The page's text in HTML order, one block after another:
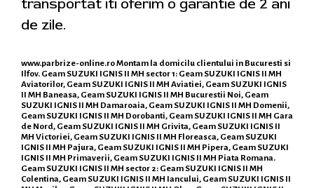
transportat iti oferim o garantie de 2 ani
de zile.
www.parbrize-online.roMontam la domicilu clientului in Bucuresti si
Ilfov. Geam SUZUKI IGNIS II MH sector 1: Geam SUZUKI IGNIS II MH
Aviatorilor, Geam SUZUKI IGNIS II MH Aviatiei, Geam SUZUKI IGNIS
II MH Baneasa, Geam SUZUKI IGNIS II MH Bucurestii Noi, Geam
SUZUKI IGNIS II MH Damaroaia, Geam SUZUKI IGNIS II MH Domenii,
Geam SUZUKI IGNIS II MH Dorobanti, Geam SUZUKI IGNIS II MH Gara
de Nord, Geam SUZUKI IGNIS II MH Grivita, Geam SUZUKI IGNIS II
MH Victoriei, Geam SUZUKI IGNIS II MH Floreasca, Geam SUZUKI
IGNIS II MH Pajura, Geam SUZUKI IGNIS II MH Pipera, Geam SUZUKI
IGNIS II MH Primaverii, Geam SUZUKI IGNIS II MH Piata Romana.
Geam SUZUKI IGNIS II MH sector 2: Geam SUZUKI IGNIS II MH
Colentina, Geam SUZUKI IGNIS II MH Iancului, Geam SUZUKI IGNIS II